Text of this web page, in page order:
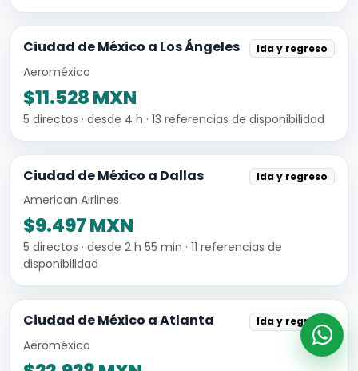
Ciudad de México a Los Ángeles Ida y regreso
Aeroméxico
$11.528 MXN
5 directos · desde 4 h · 13 referencias de disponibilidad
Ciudad de México a Dallas Ida y regreso
American Airlines
$9.497 MXN
5 directos · desde 2 h 55 min · 11 referencias de
disponibilidad
Ciudad de México a Atlanta Ida y regreso
Aeroméxico